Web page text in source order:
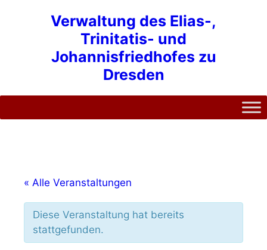
Verwaltung des Elias-,
Trinitatis- und
Johannisfriedhofes zu
Dresden
« Alle Veranstaltungen
Diese Veranstaltung hat bereits
stattgefunden.